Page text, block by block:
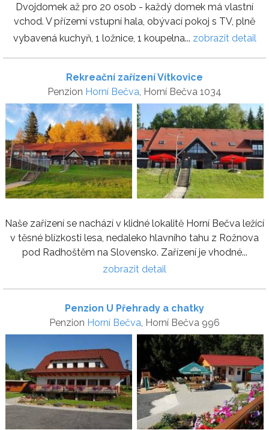
Dvojdomek až pro 20 osob - každý domek má vlastní
vchod. V přízemí vstupní hala, obývací pokoj s TV, plně
vybavená kuchyň, 1 ložnice, 1 koupelna... zobrazit detail
Rekreační zařízení Vítkovice
Penzion Horní Bečva, Horní Bečva 1034
Naše zařízení se nachází v klidné lokalitě Horní Bečva ležící
v těsné blízkosti lesa, nedaleko hlavního tahu z Rožnova
pod Radhoštěm na Slovensko. Zařízení je vhodné...
zobrazit detail
Penzion U Přehrady a chatky
Penzion Horní Bečva, Horní Bečva 996